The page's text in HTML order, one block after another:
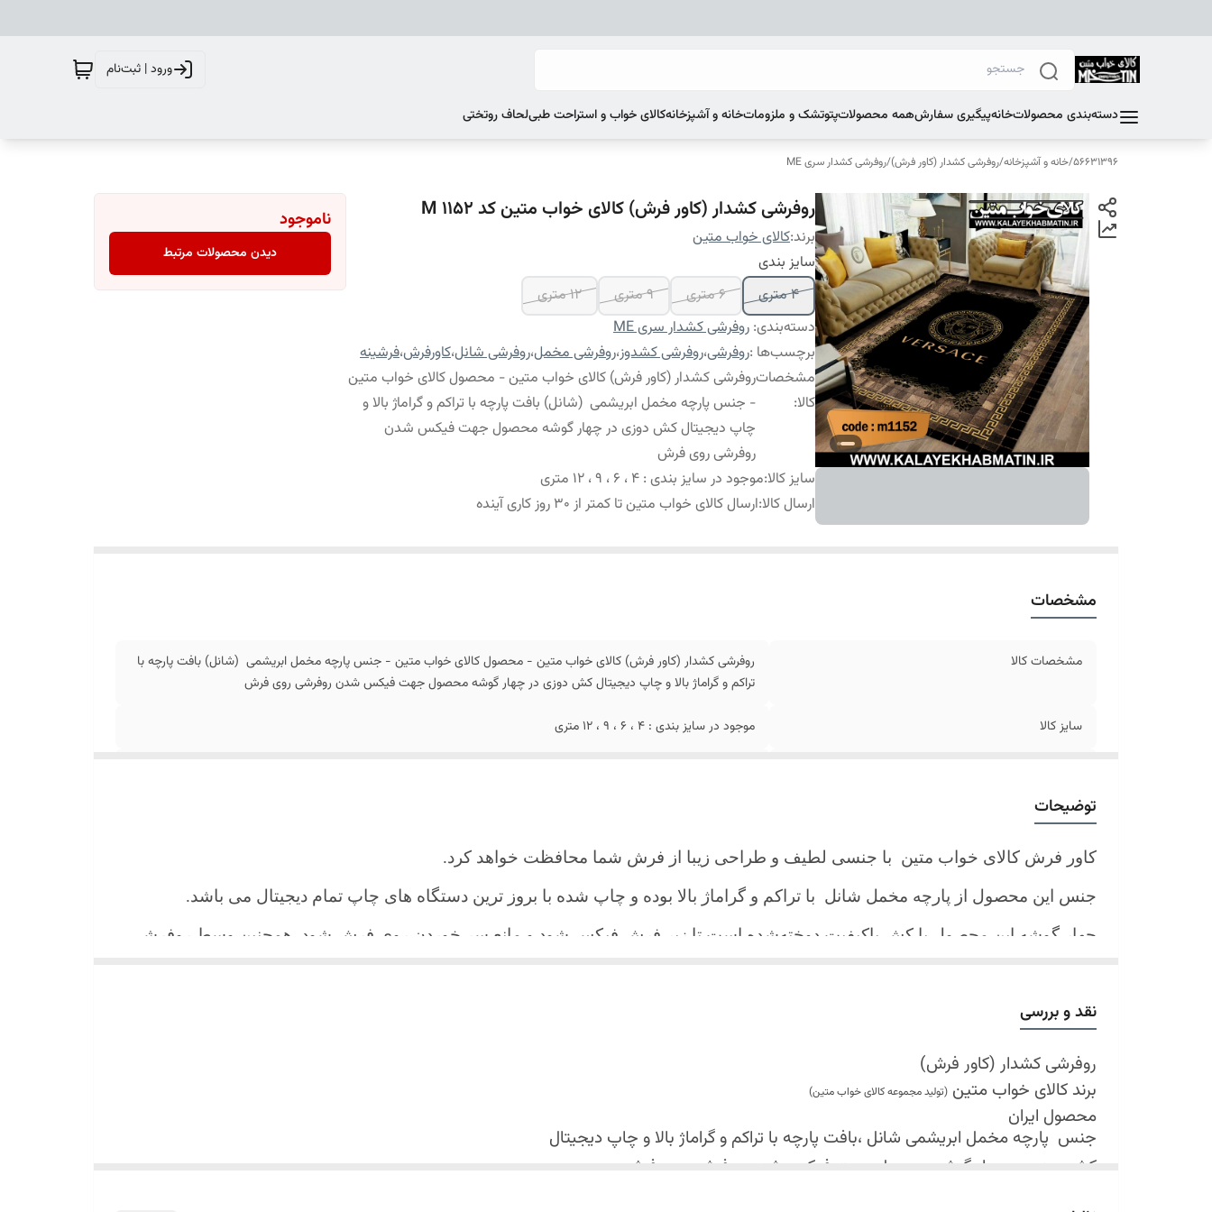
ورود | ثبت‌نام
دسته‌بندی محصولاتخانهپیگیری سفارشهمه محصولاتپتوتشک و ملزوماتخانه و آشپزخانهکالای خواب و استراحت طبیلحاف روتختی
56631396
/خانه و آشپزخانه/روفرشی کشدار (کاور فرش)/روفرشی کشدار سری ME
روفرشی کشدار (کاور فرش) کالای خواب متین کد M 1152
برند:کالای خواب متین
سایز بندی
4 متری
6 متری 9 متری
12 متری
دسته‌بندی: روفرشی کشدار سری ME
برچسب‌ها :روفرشی،روفرشی کشدوز،روفرشی مخمل،روفرشی شانل،کاورفرش،فرشینه
مشخصات
کالا:
روفرشی کشدار (کاور فرش) کالای خواب متین - محصول کالای خواب متین
- جنس پارچه مخمل ابریشمی (شانل) بافت پارچه با تراکم و گراماژ بالا و
چاپ دیجیتال کش دوزی در چهار گوشه محصول جهت فیکس شدن
روفرشی روی فرش
سایز کالا:موجود در سایز بندی : 4 ، 6 ، 9 ، 12 متری
ارسال کالا:ارسال کالای خواب متین تا کمتر از 30 روز کاری آینده
ناموجود
دیدن محصولات مرتبط
مشخصات
مشخصات کالا
روفرشی کشدار (کاور فرش) کالای خواب متین - محصول کالای خواب متین - جنس پارچه مخمل ابریشمی (شانل) بافت پارچه با
تراکم و گراماژ بالا و چاپ دیجیتال کش دوزی در چهار گوشه محصول جهت فیکس شدن روفرشی روی فرش
سایز کالا موجود در سایز بندی : 4 ، 6 ، 9 ، 12 متری
توضیحات
کاور فرش کالای خواب متین با جنسی لطیف و طراحی زیبا از فرش شما محافظت خواهد کرد.
جنس این محصول از پارچه مخمل شانل با تراکم و گراماژ بالا بوده و چاپ شده با بروز ترین دستگاه های چاپ تمام دیجیتال می باشد.
چهار گوشه این محصول با کش باکیفیت دوخته‌شده است تا زیر فرش فیکس شود و مانع سر خوردن روی فرش شود. همچنین وسط روفرشی
شرایط شستشو:
اولین شستشو ترجیحا خشک شویی شود
شستشو در لباسشویی های خانگی بلامانع می باشد فقط به صورت جدا گانه شسته شود
حداکثر دمای شستشو 30 درجه سانتیگراد (عملیات ملایم)
از پودر های صابونی و آنزیم دار(دانه آبی) استفاده نشود. (بهترین ماده شوینده رنگین شوی+ نرم کننده میباشد)
نقد و بررسی
روفرشی کشدار (کاور فرش)
برند کالای خواب متین (تولید مجموعه کالای خواب متین)
محصول ایران
جنس پارچه مخمل ابریشمی شانل ،بافت پارچه با تراکم و گراماژ بالا و چاپ دیجیتال
کش دوزی در چهار گوشه محصول جهت فیکس شدن روفرشی روی فرش